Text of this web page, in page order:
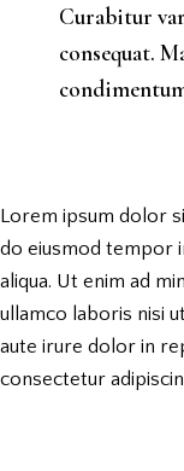
Curabitur
consequat.
Lorem ipsum dolor
do eiusmod tempor
aliqua. Ut enim ad
ullamco laboris nisi
aute irure dolor in
consectetur